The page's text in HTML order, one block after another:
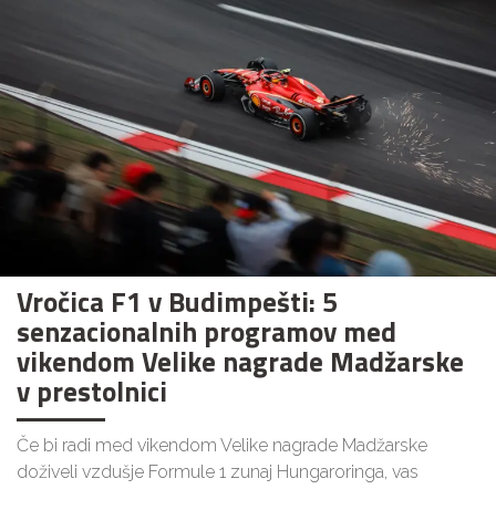
Vročica F1 v Budimpešti: 5
senzacionalnih programov med
vikendom Velike nagrade Madžarske
v prestolnici
Če bi radi med vikendom Velike nagrade Madžarske
doživeli vzdušje Formule 1 zunaj Hungaroringa, vas